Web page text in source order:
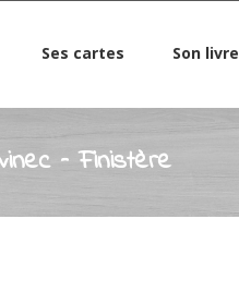
Ses cartes Son livre
– Finistère